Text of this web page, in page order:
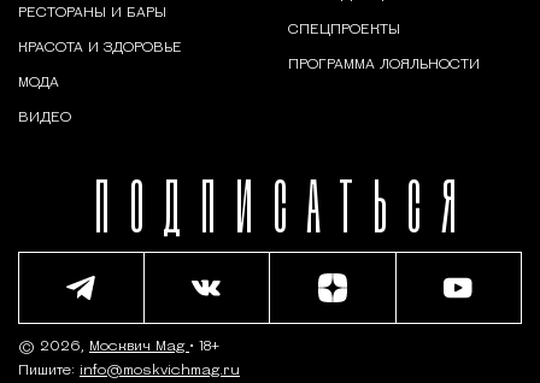
ПОДПИСАТЬСЯ
РЕСТОРАНЫ И БАРЫ
КРАСОТА И ЗДОРОВЬЕ
МОДА
ВИДЕО
СПЕЦПРОЕКТЫ
ПРОГРАММА ЛОЯЛЬНОСТИ
© 2026, Москвич Mag • 18+
Пишите: info@moskvichmag.ru